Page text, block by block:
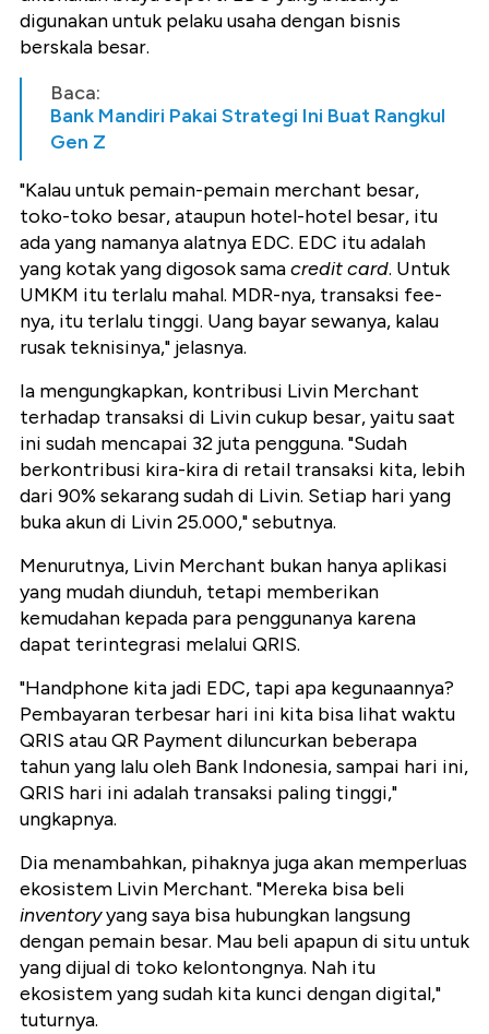
digunakan untuk pelaku usaha dengan bisnis
berskala besar.
Baca:
Bank Mandiri Pakai Strategi Ini Buat Rangkul
Gen Z
"Kalau untuk pemain-pemain merchant besar,
toko-toko besar, ataupun hotel-hotel besar, itu
ada yang namanya alatnya EDC. EDC itu adalah
yang kotak yang digosok samacredit card. Untuk
UMKM itu terlalu mahal. MDR-nya, transaksi fee-
nya, itu terlalu tinggi. Uang bayar sewanya, kalau
rusak teknisinya," jelasnya.
Ia mengungkapkan, kontribusi Livin Merchant
terhadap transaksi di Livin cukup besar, yaitu saat
ini sudah mencapai 32 juta pengguna. "Sudah
berkontribusi kira-kira di retail transaksi kita, lebih
dari 90% sekarang sudah di Livin. Setiap hari yang
buka akun di Livin 25.000," sebutnya.
Menurutnya, Livin Merchant bukan hanya aplikasi
yang mudah diunduh, tetapi memberikan
kemudahan kepada para penggunanya karena
dapat terintegrasi melalui QRIS.
"Handphone kita jadi EDC, tapi apa kegunaannya?
Pembayaran terbesar hari ini kita bisa lihat waktu
QRIS atau QR Payment diluncurkan beberapa
tahun yang lalu oleh Bank Indonesia, sampai hari ini,
QRIS hari ini adalah transaksi paling tinggi,"
ungkapnya.
Dia menambahkan, pihaknya juga akan memperluas
ekosistem Livin Merchant. "Mereka bisa beli
inventoryyang saya bisa hubungkan langsung
dengan pemain besar. Mau beli apapun di situ untuk
yang dijual di toko kelontongnya. Nah itu
ekosistem yang sudah kita kunci dengan digital,"
tuturnya.